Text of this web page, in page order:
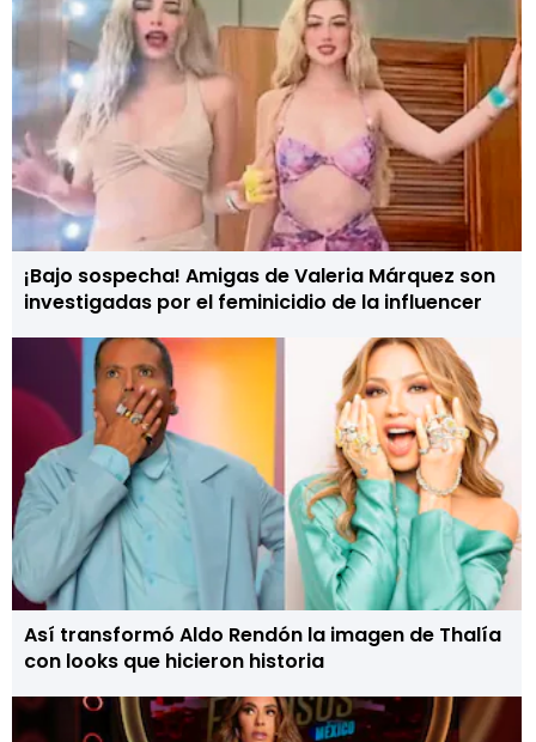
¡Bajo sospecha! Amigas de Valeria Márquez son
investigadas por el feminicidio de la influencer
Así transformó Aldo Rendón la imagen de Thalía
con looks que hicieron historia